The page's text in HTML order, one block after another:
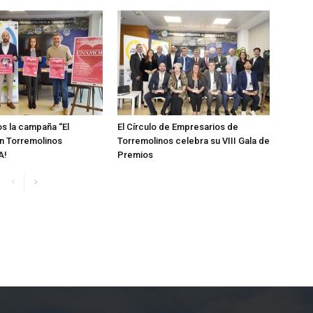
la campaña “El
Torremolinos
El Círculo de Empresarios de
Torremolinos celebra su VIII Gala de
Premios